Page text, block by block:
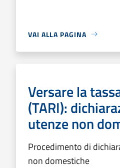
VAI ALLA PAGINA
Versare la
(TARI):
utenze non
Procedimento di
non domestiche